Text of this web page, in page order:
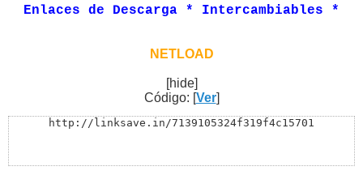
Enlaces de Descarga * Intercambiables *
NETLOAD
[hide]
Código: [Ver]
http://linksave.in/7139105324f319f4c15701